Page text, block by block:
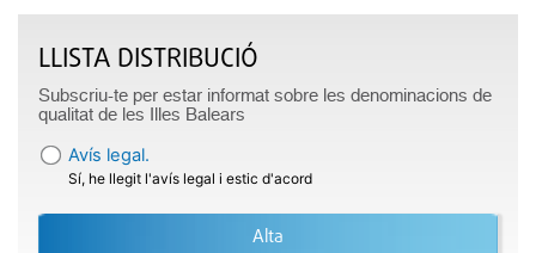
LLISTA DISTRIBUCIÓ
Subscriu-te per estar informat sobre les denominacions de
qualitat de les Illes Balears
Avís legal.
Sí, he llegit l'avís legal i estic d'acord
Alta